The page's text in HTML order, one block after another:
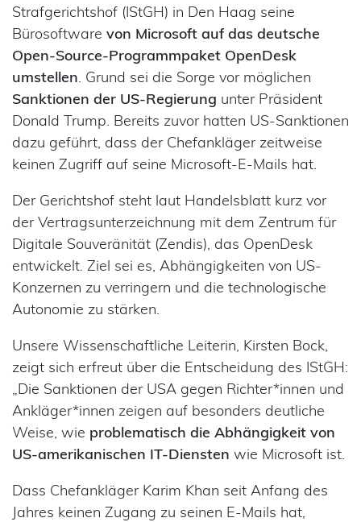
Strafgerichtshof (IStGH) in Den Haag seine
Bürosoftware von Microsoft auf das deutsche
Open-Source-Programmpaket OpenDesk
umstellen . Grund sei die Sorge vor möglichen
Sanktionen der US-Regierung unter Präsident
Donald Trump. Bereits zuvor hatten US-Sanktionen
dazu geführt, dass der Chefankläger zeitweise
keinen Zugriff auf seine Microsoft-E-Mails hat.
Der Gerichtshof steht laut Handelsblatt kurz vor
der Vertragsunterzeichnung mit dem Zentrum für
Digitale Souveränität (Zendis), das OpenDesk
entwickelt. Ziel sei es, Abhängigkeiten von US-
Konzernen zu verringern und die technologische
Autonomie zu stärken.
Unsere Wissenschaftliche Leiterin, Kirsten Bock,
zeigt sich erfreut über die Entscheidung des IStGH:
„Die Sanktionen der USA gegen Richter*innen und
Ankläger*innen zeigen auf besonders deutliche
Weise, wie problematisch die Abhängigkeit von
US-amerikanischen IT-Diensten wie Microsoft ist.
Dass Chefankläger Karim Khan seit Anfang des
Jahres keinen Zugang zu seinen E-Mails hat,